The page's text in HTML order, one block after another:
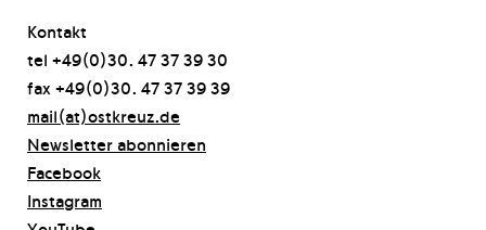
Kontakt
tel +49(0)30. 47 37 39 30
fax +49(0)30. 47 37 39 39
mail(at)ostkreuz.de
Newsletter abonnieren
Facebook
Instagram